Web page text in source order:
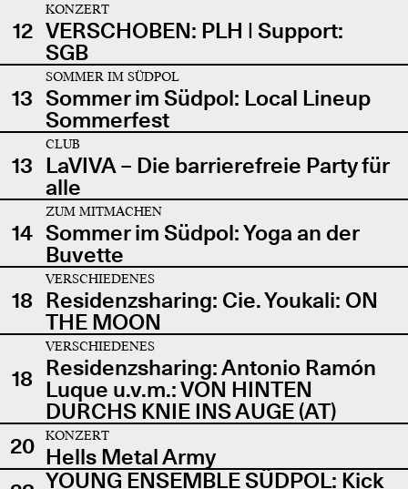
12
KONZERT
VERSCHOBEN: PLH | Support:
SGB
13
SOMMER IM SÜDPOL
Sommer im Südpol: Local Lineup
Sommerfest
13
CLUB
LaVIVA – Die barrierefreie Party für
alle
14
ZUM MITMACHEN
Sommer im Südpol: Yoga an der
Buvette
18
VERSCHIEDENES
Residenzsharing: Cie. Youkali: ON
THE MOON
18
VERSCHIEDENES
Residenzsharing: Antonio Ramón
Luque u.v.m.: VON HINTEN
DURCHS KNIE INS AUGE (AT)
20
KONZERT
Hells Metal Army
YOUNG ENSEMBLE SÜDPOL: Kick